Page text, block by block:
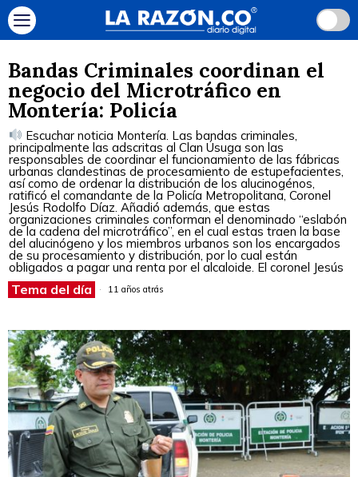
Bandas Criminales coordinan el
negocio del Microtráfico en
Montería: Policía
Escuchar noticia Montería. Las bandas criminales,
principalmente las adscritas al Clan Úsuga son las
responsables de coordinar el funcionamiento de las fábricas
urbanas clandestinas de procesamiento de estupefacientes,
así como de ordenar la distribución de los alucinogénos,
ratificó el comandante de la Policía Metropolitana, Coronel
Jesús Rodolfo Díaz. Añadió además, que estas
organizaciones criminales conforman el denominado “eslabón
de la cadena del microtráfico”, en el cual estas traen la base
del alucinógeno y los miembros urbanos son los encargados
de su procesamiento y distribución, por lo cual están
obligados a pagar una renta por el alcaloide. El coronel Jesús
Tema del día 11 años atrás